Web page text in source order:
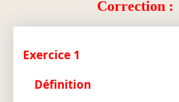
Correction :
Exercice 1
Définition